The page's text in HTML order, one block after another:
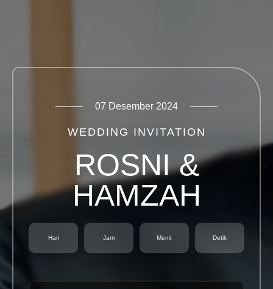
07 Desember 2024
WEDDING INVITATION
ROSNI &
HAMZAH
Hari Jam Menit Detik